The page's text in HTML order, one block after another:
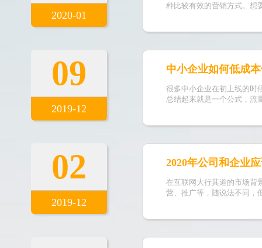
2020-01
种比较有效的营销方式。想
09
2019-12
中小企业如何低成
很多中小企业在初上线的时
总结起来就是一个公式，流
02
2019-12
2020年公司和企业
在互联网大行其道的市场背
营、推广等，随说法不同，